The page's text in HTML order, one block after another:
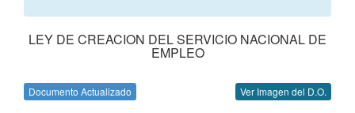
LEY DE CREACION DEL SERVICIO NACIONAL DE
EMPLEO
Documento Actualizado Ver Imagen del D.O.